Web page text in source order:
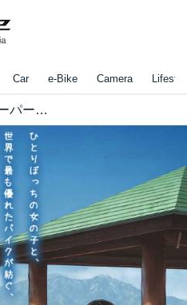
Car e-Bike Camera
大人気コミック「スーパーカブ」のアニメ版が絶賛放送中！